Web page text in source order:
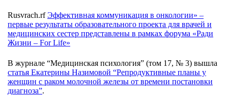
Rusvrach.rfЭффективная коммуникация в онкологии» –
первые результаты образовательного проекта для врачей и
медицинских сестер представлены в рамках форума «Ради
Жизни – For Life»
В журнале “Медицинская психология” (том 17, № 3) вышла
статья Екатерины Назимовой “Репродуктивные планы у
женщин с раком молочной железы от времени постановки
диагноза”.